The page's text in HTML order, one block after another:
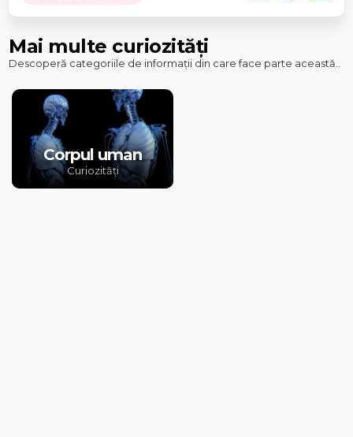
Mai multe curiozități
Descoperă categoriile de informații din care face parte această..
Corpul uman
Curiozități